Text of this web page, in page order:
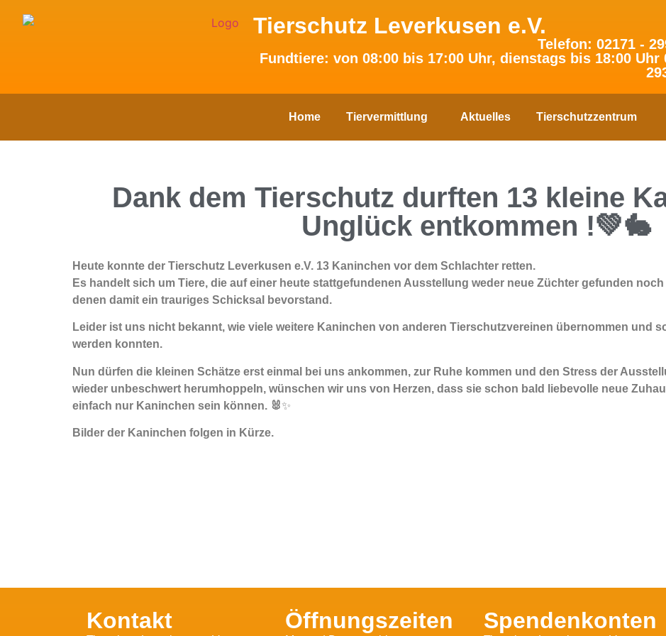
Tierschutz Leverkusen e.V.
Telefon: 02171 -
Fundtiere: von 08:00 bis 17:00 Uhr, dienstags bis 18:00 Uhr
Home Tiervermittlung Aktuelles Tierschutzzentrum
Dank dem Tierschutz durften 13 kleine
Unglück entkommen !💚🐇
Heute konnte der Tierschutz Leverkusen e.V. 13 Kaninchen vor dem Schlachter retten.
Es handelt sich um Tiere, die auf einer heute stattgefundenen Ausstellung weder neue Züchter gefunden
denen damit ein trauriges Schicksal bevorstand.
Leider ist uns nicht bekannt, wie viele weitere Kaninchen von anderen Tierschutzvereinen übernommen und
werden konnten.
Nun dürfen die kleinen Schätze erst einmal bei uns ankommen, zur Ruhe kommen und den Stress der
wieder unbeschwert herumhoppeln, wünschen wir uns von Herzen, dass sie schon bald liebevolle neue
einfach nur Kaninchen sein können. 🐰✨
Bilder der Kaninchen folgen in Kürze.
Kontakt Öffnungszeiten Spendenkonten